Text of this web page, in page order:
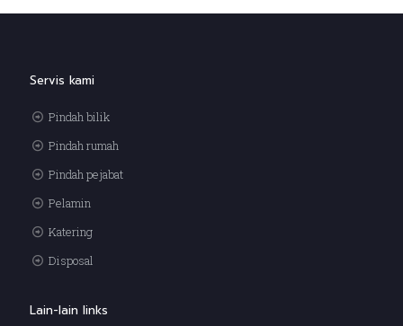
Servis kami
Pindah bilik
Pindah rumah
Pindah pejabat
Pelamin
Katering
Disposal
Lain-lain links